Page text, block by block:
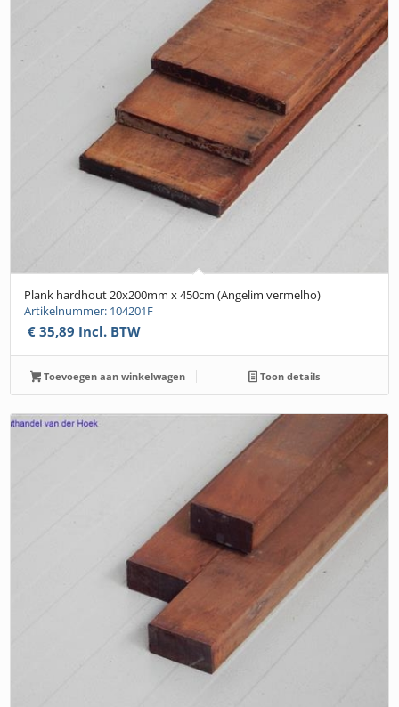
Plank hardhout 20x200mm x 450cm (Angelim vermelho)
Artikelnummer: 104201F
€ 35,89 Incl. BTW
Toevoegen aan winkelwagen Toon details